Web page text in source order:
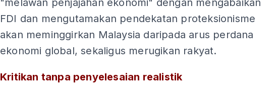
"melawan penjajahan ekonomi" dengan mengabaikan
FDI dan mengutamakan pendekatan proteksionisme
akan meminggirkan Malaysia daripada arus perdana
ekonomi global, sekaligus merugikan rakyat.
Kritikan tanpa penyelesaian realistik